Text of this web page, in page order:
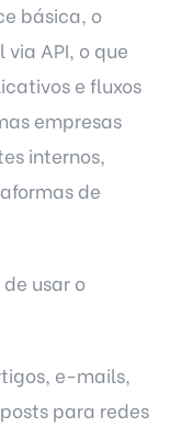
básica, o
API, o que
e fluxos
empresas
internos,
de
usar o
e-mails,
para redes